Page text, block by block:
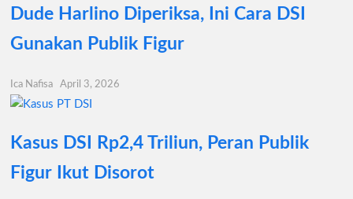
Dude Harlino Diperiksa, Ini Cara DSI
Gunakan Publik Figur
Ica Nafisa April 3, 2026
Kasus DSI Rp2,4 Triliun, Peran Publik
Figur Ikut Disorot